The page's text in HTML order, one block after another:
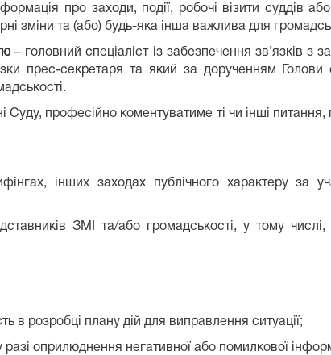
про заходи, події, робочі візити суддів
зміни та (або) будь-яка інша важлива для
– головний спеціаліст із забезпечення зв’язків з
прес-секретаря та який за дорученням Голови
Суду, професійно коментуватиме ті чи інші питання,
інших заходах публічного характеру за
ЗМІ та/або громадськості, у тому
в розробці плану дій для виправлення ситуації;
оприлюднення негативної або помилкової